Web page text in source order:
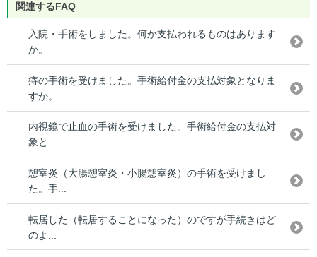
関連するFAQ
入院・手術をしました。何か支払われるものはあります
か。
痔の手術を受けました。手術給付金の支払対象となりま
すか。
内視鏡で止血の手術を受けました。手術給付金の支払対
象と...
憩室炎（大腸憩室炎・小腸憩室炎）の手術を受けまし
た。手...
転居した（転居することになった）のですが手続きはど
のよ...